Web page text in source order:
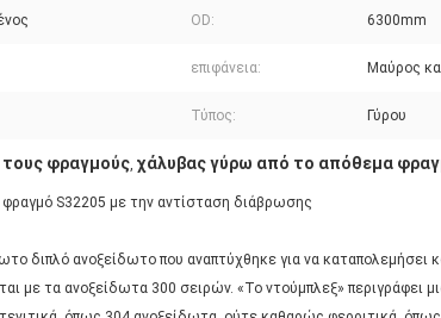
OD: 6300mm
επιφάνεια: Μαύρος
Τύπος: Γύρου
φραγμούς, χάλυβας γύρω από το απόθεμα
S32205 με την αντίσταση διάβρωσης
διπλό ανοξείδωτο που αναπτύχθηκε για να καταπολεμήσει
με τα ανοξείδωτα 300 σειρών. «Το ντούμπλεξ» περιγράφει